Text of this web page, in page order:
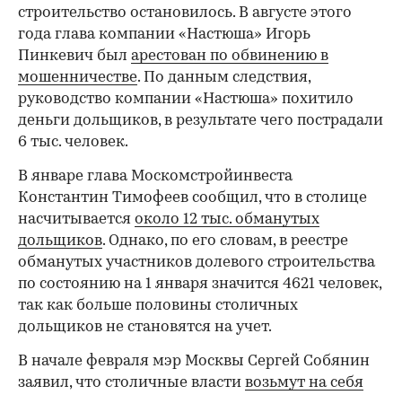
строительство остановилось. В августе этого
года глава компании «Настюша» Игорь
Пинкевич был арестован по обвинению в
мошенничестве. По данным следствия,
руководство компании «Настюша» похитило
деньги дольщиков, в результате чего пострадали
6 тыс. человек.
В январе глава Москомстройинвеста
Константин Тимофеев сообщил, что в столице
насчитывается около 12 тыс. обманутых
дольщиков. Однако, по его словам, в реестре
обманутых участников долевого строительства
по состоянию на 1 января значится 4621 человек,
так как больше половины столичных
дольщиков не становятся на учет.
В начале февраля мэр Москвы Сергей Собянин
заявил, что столичные власти возьмут на себя